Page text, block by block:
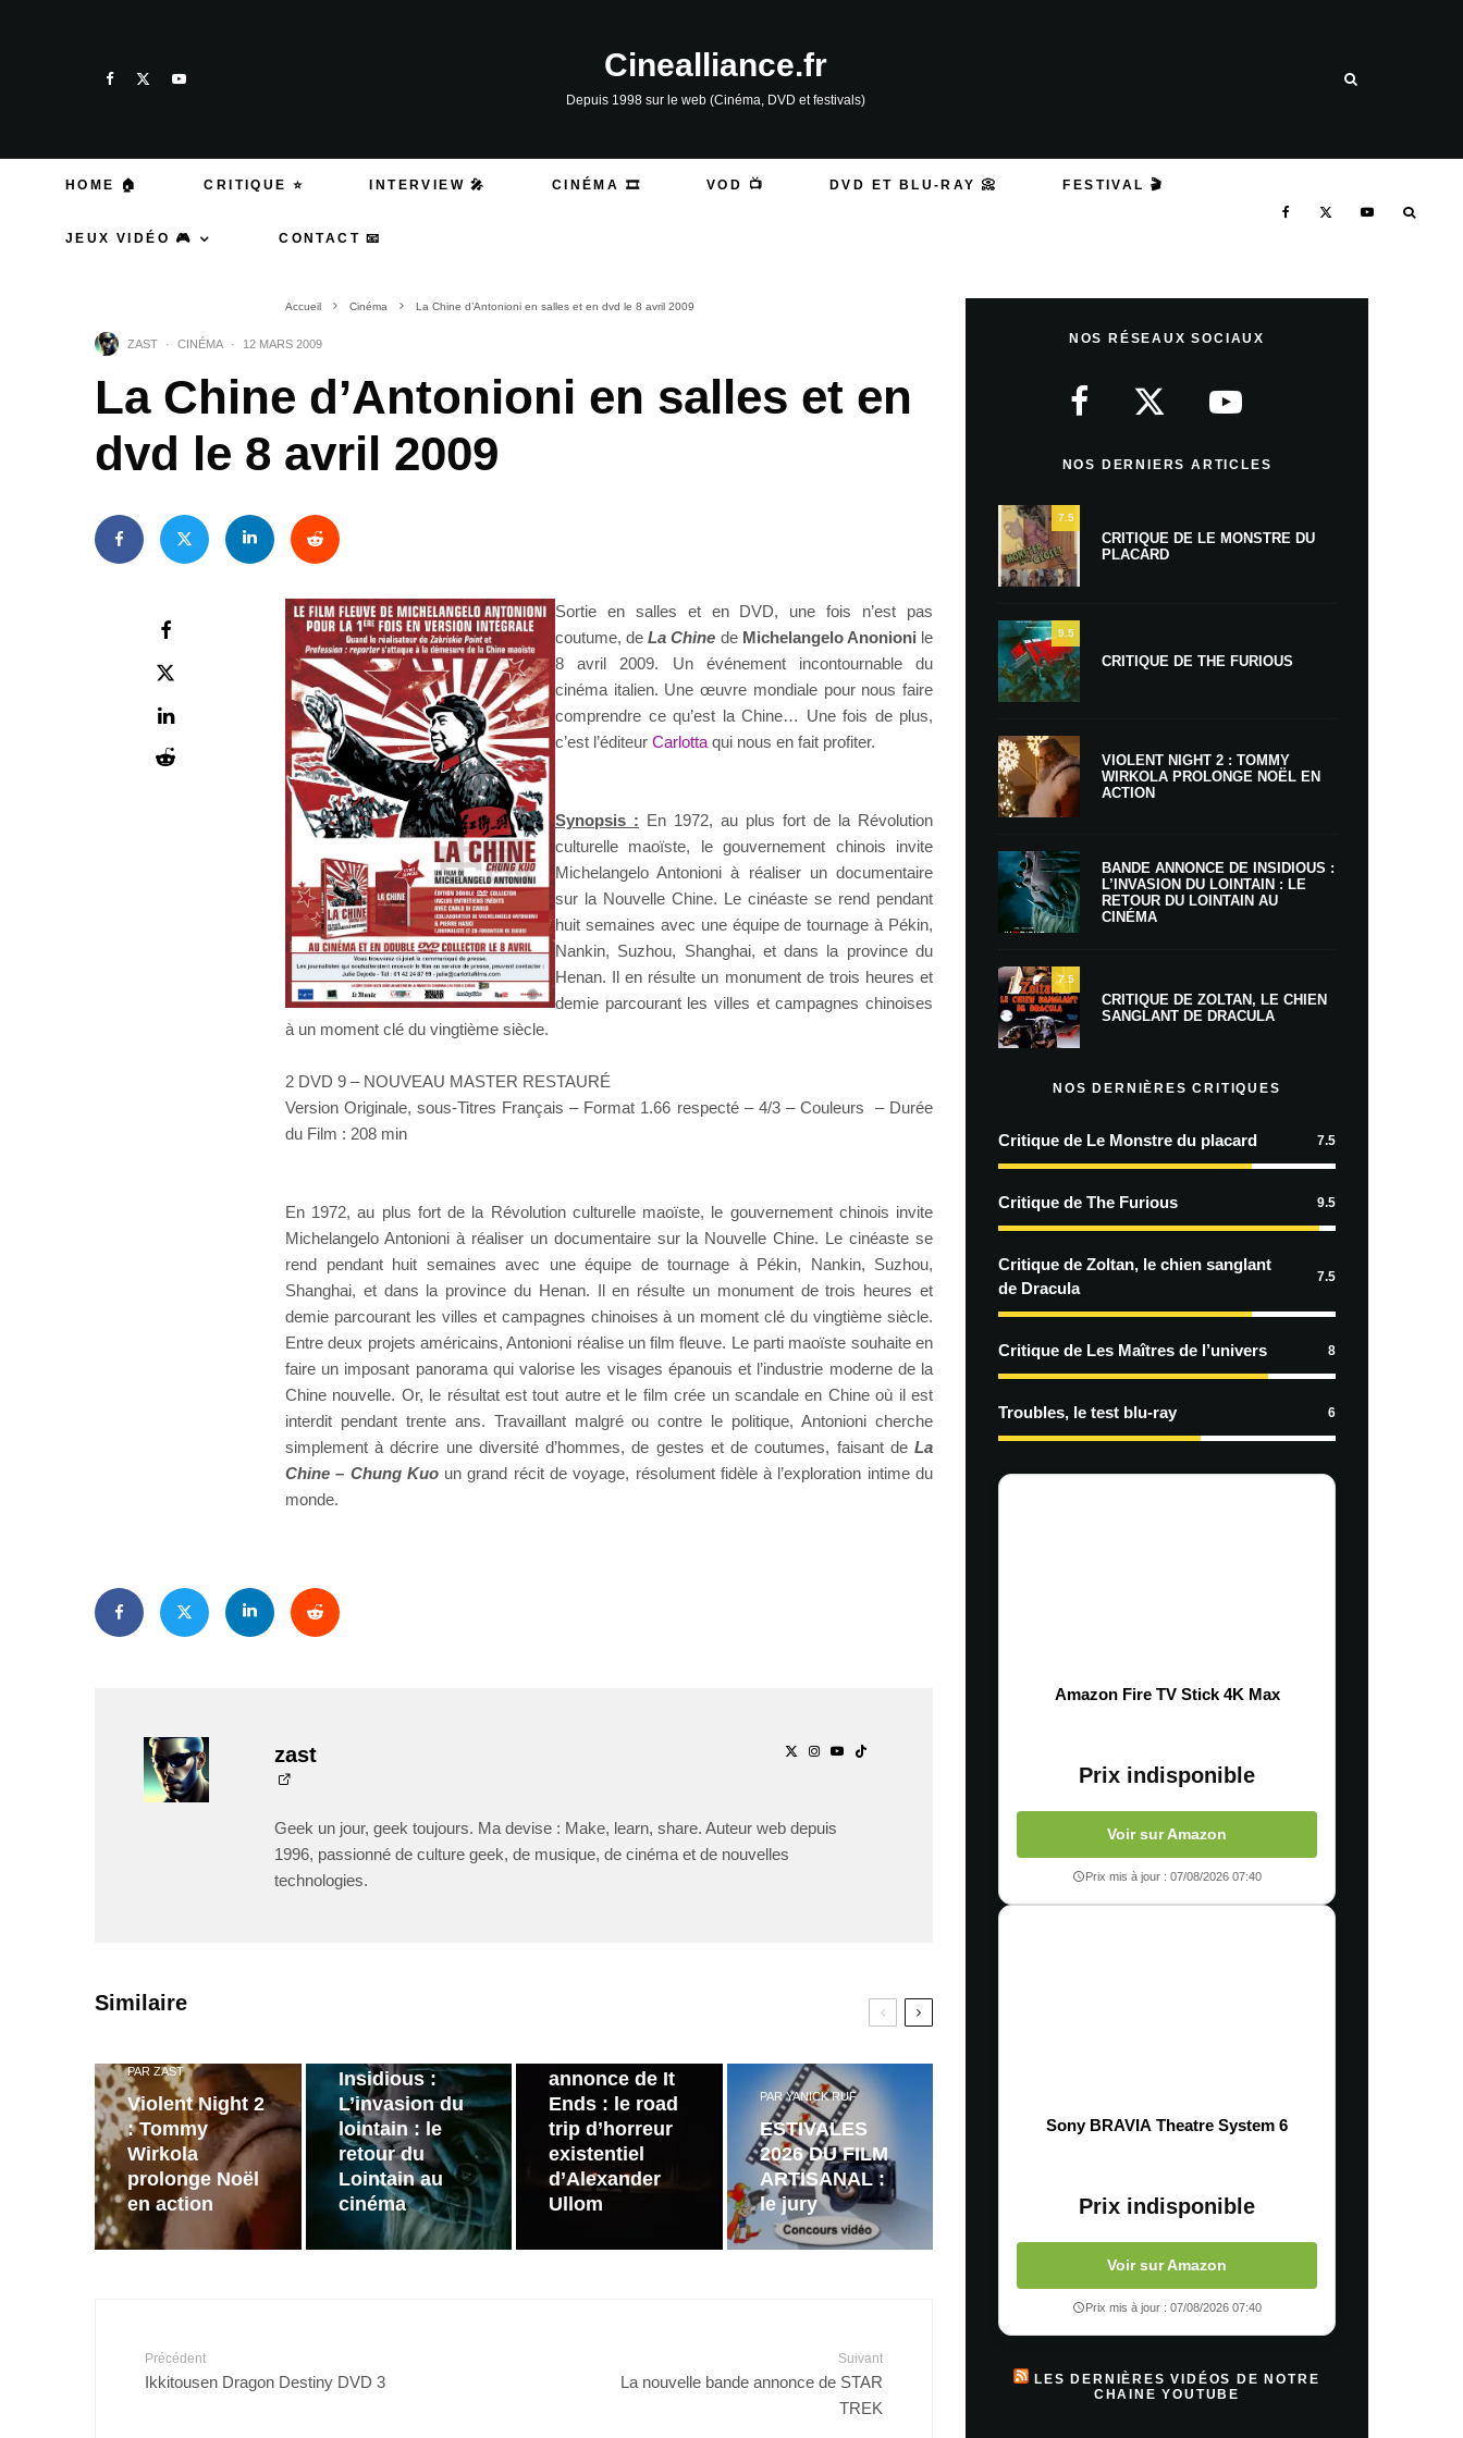
Cinealliance.fr
Depuis 1998 sur le web (Cinéma, DVD et festivals)
HOME 🏠 CRITIQUE ⭐ INTERVIEW 🎤 CINÉMA 🎞️ VOD 📺 DVD ET BLU-RAY 📀 FESTIVAL 🎬
JEUX VIDÉO 🎮 CONTACT 📧
Accueil Cinéma La Chine d’Antonioni en salles et en dvd le 8 avril 2009
ZAST · CINÉMA · 12 MARS 2009
La Chine d’Antonioni en salles et en
dvd le 8 avril 2009
Sortie en salles et en DVD, une fois n’est pas
coutume, deLa Chine de Michelangelo Anonioni le
8 avril 2009. Un événement incontournable du
cinéma italien. Une œuvre mondiale pour nous faire
comprendre ce qu’est la Chine… Une fois de plus,
c’est l’éditeur Carlotta qui nous en fait profiter.
Synopsis : En 1972, au plus fort de la Révolution
culturelle maoïste, le gouvernement chinois invite
Michelangelo Antonioni à réaliser un documentaire
sur la Nouvelle Chine. Le cinéaste se rend pendant
huit semaines avec une équipe de tournage à Pékin,
Nankin, Suzhou, Shanghai, et dans la province du
Henan. Il en résulte un monument de trois heures et
demie parcourant les villes et campagnes chinoises
à un moment clé du vingtième siècle.
2 DVD 9 – NOUVEAU MASTER RESTAURÉ
Version Originale, sous-Titres Français – Format 1.66 respecté – 4/3 – Couleurs – Durée
du Film : 208 min
En 1972, au plus fort de la Révolution culturelle maoïste, le gouvernement chinois invite
Michelangelo Antonioni à réaliser un documentaire sur la Nouvelle Chine. Le cinéaste se
rend pendant huit semaines avec une équipe de tournage à Pékin, Nankin, Suzhou,
Shanghai, et dans la province du Henan. Il en résulte un monument de trois heures et
demie parcourant les villes et campagnes chinoises à un moment clé du vingtième siècle.
Entre deux projets américains, Antonioni réalise un film fleuve. Le parti maoïste souhaite en
faire un imposant panorama qui valorise les visages épanouis et l’industrie moderne de la
Chine nouvelle. Or, le résultat est tout autre et le film crée un scandale en Chine où il est
interdit pendant trente ans. Travaillant malgré ou contre le politique, Antonioni cherche
simplement à décrire une diversité d’hommes, de gestes et de coutumes, faisant de La
Chine – Chung Kuoun grand récit de voyage, résolument fidèle à l’exploration intime du
monde.
zast
Geek un jour, geek toujours. Ma devise : Make, learn, share. Auteur web depuis
1996, passionné de culture geek, de musique, de cinéma et de nouvelles
technologies.
Similaire
PAR ZAST
Violent Night 2
: Tommy
Wirkola
prolonge Noël
en action
Insidious :
L’invasion du
lointain : le
retour du
Lointain au
cinéma
annonce de It
Ends : le road
trip d’horreur
existentiel
d’Alexander
Ullom
PARYANICK RUF
ESTIVALES
2026 DU FILM
ARTISANAL :
le jury
Précédent
Ikkitousen Dragon Destiny DVD 3
Suivant
La nouvelle bande annonce de STAR
TREK
NOS RÉSEAUX SOCIAUX
NOS DERNIERS ARTICLES
7.5
CRITIQUE DE LE MONSTRE DU
PLACARD
9.5
CRITIQUE DE THE FURIOUS
VIOLENT NIGHT 2 : TOMMY
WIRKOLA PROLONGE NOËL EN
ACTION
BANDE ANNONCE DE INSIDIOUS :
L’INVASION DU LOINTAIN : LE
RETOUR DU LOINTAIN AU
CINÉMA
7.5
CRITIQUE DE ZOLTAN, LE CHIEN
SANGLANT DE DRACULA
NOS DERNIÈRES CRITIQUES
Critique de Le Monstre du placard 7.5
Critique de The Furious 9.5
Critique de Zoltan, le chien sanglant
de Dracula
7.5
Critique de Les Maîtres de l’univers 8
Troubles, le test blu-ray 6
Amazon Fire TV Stick 4K Max
Prix indisponible
Voir sur Amazon
Prix mis à jour : 07/08/2026 07:40
Sony BRAVIA Theatre System 6
Prix indisponible
Voir sur Amazon
Prix mis à jour : 07/08/2026 07:40
LES DERNIÈRES VIDÉOS DE NOTRE
CHAINE YOUTUBE